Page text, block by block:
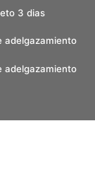
3 dias
adelgazamiento
adelgazamiento